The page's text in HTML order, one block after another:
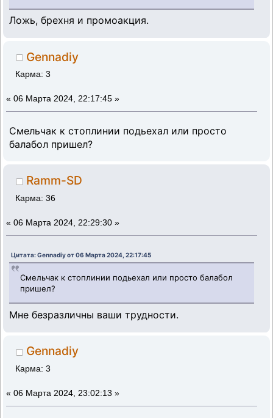
Ложь, брехня и промоакция.
Gennadiy
Карма: 3
« 06 Марта 2024, 22:17:45 »
Смельчак к стоплинии подьехал или просто
балабол пришел?
Ramm-SD
Карма: 36
« 06 Марта 2024, 22:29:30 »
Цитата: Gennadiy от 06 Марта 2024, 22:17:45
Смельчак к стоплинии подьехал или просто балабол
пришел?
Мне безразличны ваши трудности.
Gennadiy
Карма: 3
« 06 Марта 2024, 23:02:13 »